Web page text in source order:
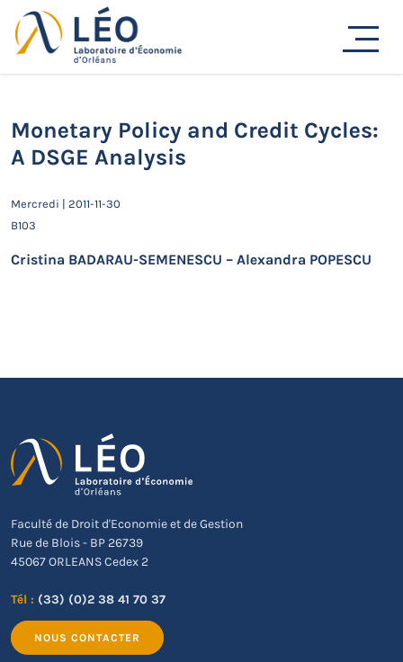
Passer
au
contenu
Actualités
Monetary Policy and Credit Cycles:
A DSGE Analysis
Mercredi | 2011-11-30
B103
Cristina BADARAU-SEMENESCU – Alexandra POPESCU
Faculté de Droit d'Economie et de Gestion
Rue de Blois - BP 26739
45067 ORLEANS Cedex 2
Tél : (33) (0)2 38 41 70 37
NOUS CONTACTER